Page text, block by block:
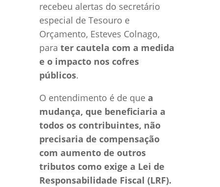
recebeu alertas do secretário
especial de Tesouro e
Orçamento, Esteves Colnago,
parater cautela com a medida
e o impacto nos cofres
públicos.
O entendimento é de quea
mudança, que beneficiaria a
todos os contribuintes, não
precisaria de compensação
com aumento de outros
tributos como exige a Lei de
Responsabilidade Fiscal (LRF).